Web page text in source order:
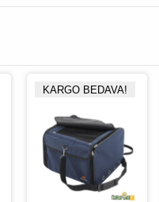
KARGO BEDAVA!